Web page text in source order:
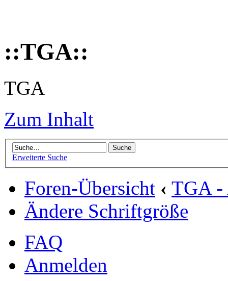
::TGA::
TGA
Zum Inhalt
Erweiterte Suche
Foren-Übersicht ‹ TGA -
Ändere Schriftgröße
FAQ
Anmelden